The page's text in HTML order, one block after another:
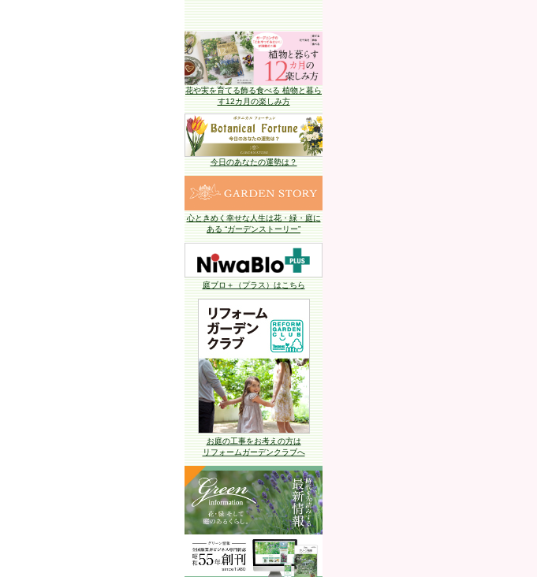
花や実を育てる飾る食べる 植物と暮ら
す12カ月の楽しみ方
今日のあなたの運勢は？
心ときめく幸せな人生は花・緑・庭に
ある “ガーデンストーリー”
庭ブロ＋（プラス）はこちら
お庭の工事をお考えの方は
リフォームガーデンクラブへ